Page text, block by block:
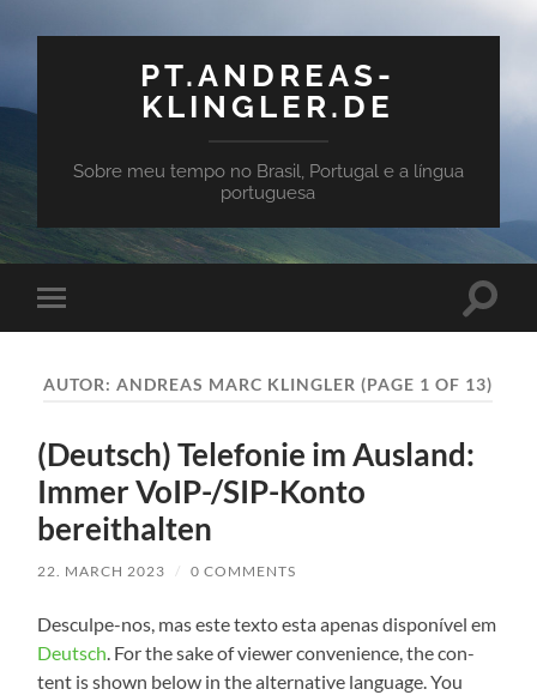
PT.ANDREAS-
KLINGLER.DE
Sobre meu tempo no Brasil, Portugal e a língua
portuguesa
Toggle
mobile
Toggle
AUTOR:ANDREAS MARC KLINGLER (PAGE 1 OF 13)
(Deutsch) Telefonie im Ausland:
Immer VoIP-/SIP-Konto
bereithalten
22. MARCH 2023 / 0 COMMENTS
Desculpe-nos, mas este tex­to esta ape­n­as dis­poní­vel em
Deutsch. For the sake of view­er con­ve­ni­ence, the con­
tent is shown below in the alter­na­ti­ve lan­guage. You